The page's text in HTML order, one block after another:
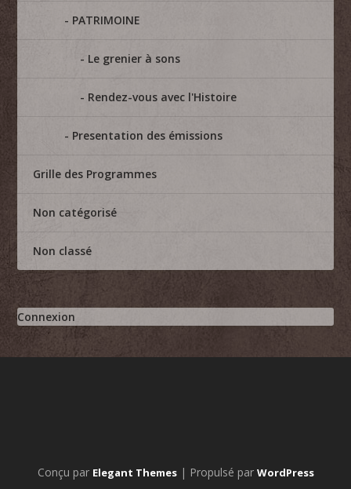
PATRIMOINE
Le grenier à sons
Rendez-vous avec l'Histoire
Presentation des émissions
Grille des Programmes
Non catégorisé
Non classé
Connexion
Conçu par Elegant Themes| Propulsé par WordPress